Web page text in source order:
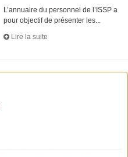
L’annuaire du personnel de l’ISSP a
pour objectif de présenter les...
Lire la suite